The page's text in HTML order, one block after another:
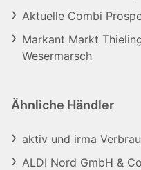
Aktuelle Combi
Markant Markt
Wesermarsch
Ähnliche Händler
aktiv und irma
ALDI Nord GmbH &